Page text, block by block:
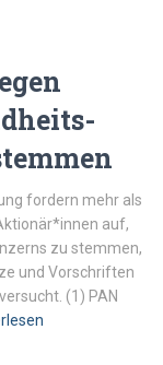
fordern mehr als
auf,
zu stemmen,
und Vorschriften
(1) PAN